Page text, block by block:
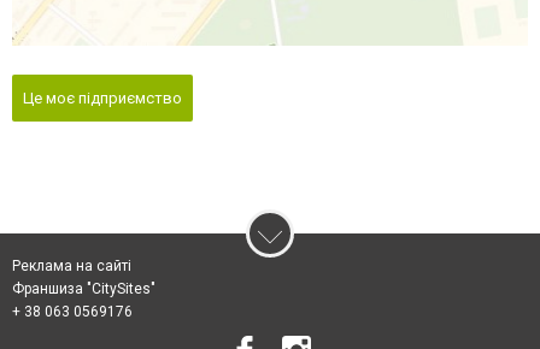
Це моє підприємство
Реклама на сайті
Франшиза "CitySites"
+ 38 063 0569176